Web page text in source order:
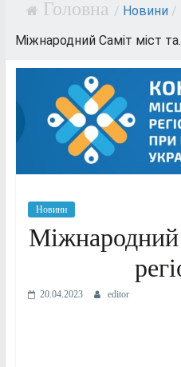
/ Новини /
Міжнародний Саміт міст
Новини
Міжнародний
20.04.2023 editor